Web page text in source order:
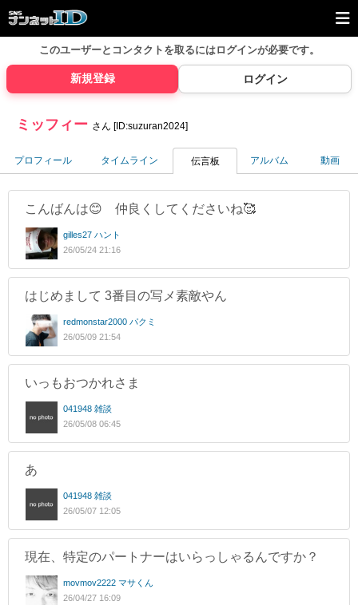
このユーザーとコンタクトを取るにはログインが必要です。
新規登録 ログイン
ミッフィー さん [ID:suzuran2024]
プロフィール タイムライン 伝言板 アルバム 動画
こんばんは😊 仲良くしてくださいね🥰
gilles27 ハント
26/05/24 21:16
はじめまして 3番目の写メ素敵やん
redmonstar2000 パクミ
26/05/09 21:54
いっもおつかれさま
041948 雑談
26/05/08 06:45
あ
041948 雑談
26/05/07 12:05
現在、特定のパートナーはいらっしゃるんですか？
movmov2222 マサくん
26/04/27 16:09